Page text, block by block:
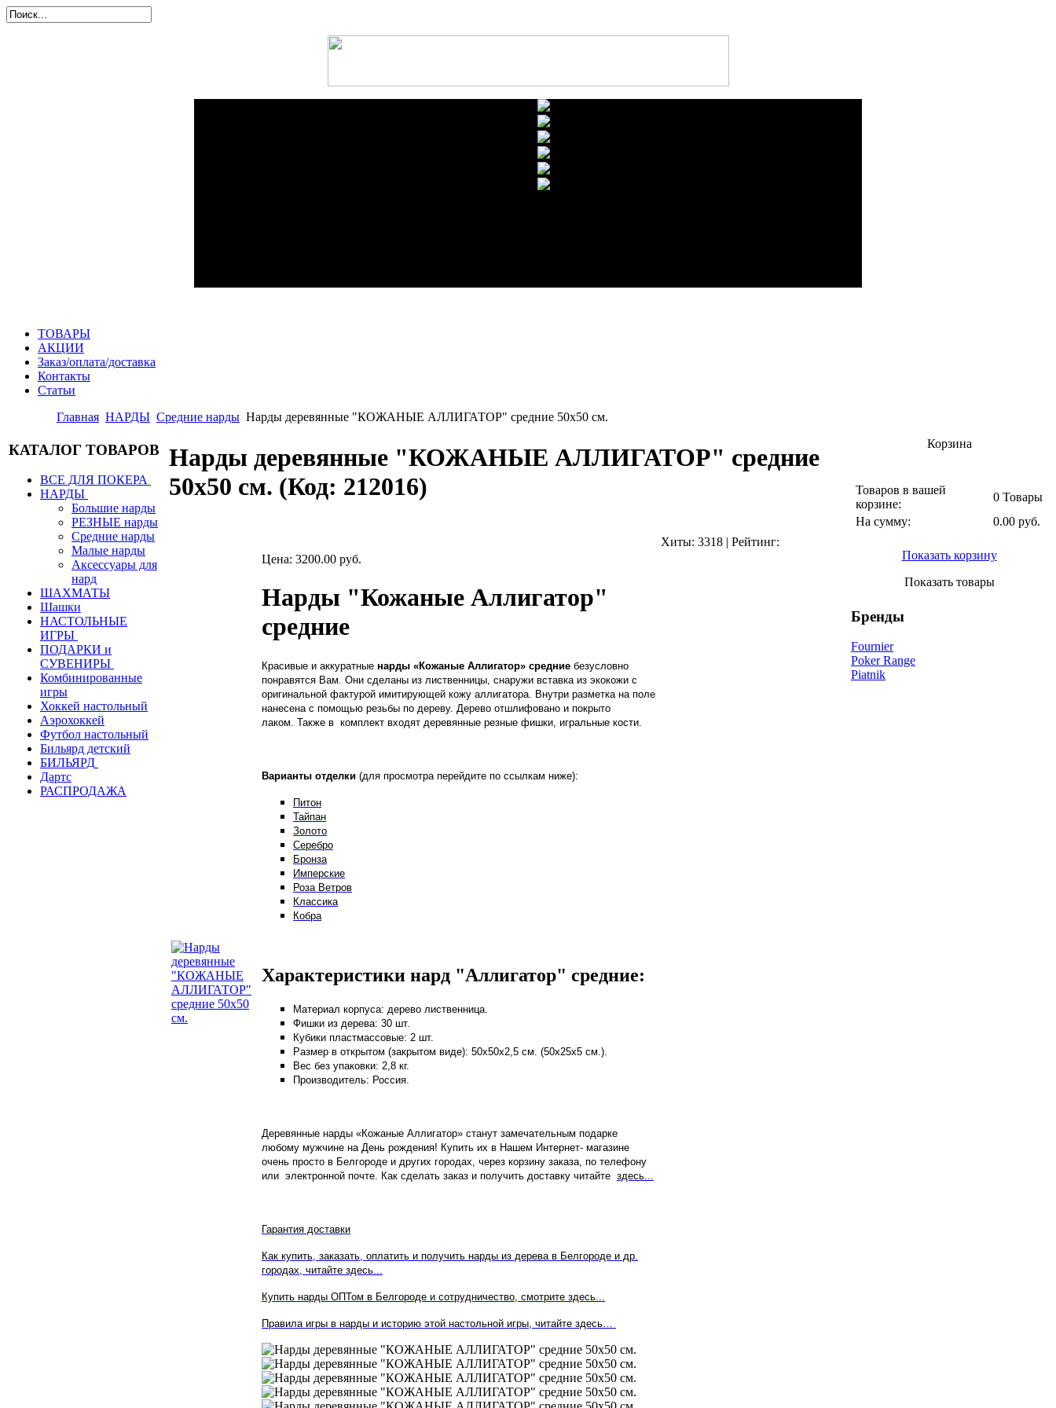
ТОВАРЫ
АКЦИИ
Заказ/оплата/доставка
Контакты
Статьи
Главная НАРДЫ Средние нарды Нарды деревянные "КОЖАНЫЕ АЛЛИГАТОР" средние 50х50 см.
КАТАЛОГ ТОВАРОВ
ВСЕ ДЛЯ ПОКЕРА
НАРДЫ
Большие нарды
РЕЗНЫЕ нарды
Средние нарды
Малые нарды
Аксессуары для
нард
ШАХМАТЫ
Шашки
НАСТОЛЬНЫЕ
ИГРЫ
ПОДАРКИ и
СУВЕНИРЫ
Комбинированные
игры
Хоккей настольный
Аэрохоккей
Футбол настольный
Бильярд детский
БИЛЬЯРД
Дартс
РАСПРОДАЖА
Нарды деревянные "КОЖАНЫЕ АЛЛИГАТОР" средние
50х50 см. (Код: 212016)
Хиты: 3318 | Рейтинг:
Цена: 3200.00 руб.
Нарды "Кожаные Аллигатор"
средние
Красивые и аккуратные нарды «Кожаные Аллигатор» средние безусловно
понравятся Вам. Они сделаны из лиственницы, снаружи вставка из экокожи с
оригинальной фактурой имитирующей кожу аллигатора. Внутри разметка на поле
нанесена с помощью резьбы по дереву. Дерево отшлифовано и покрыто
лаком. Также в комплект входят деревянные резные фишки, игральные кости.
Варианты отделки (для просмотра перейдите по ссылкам ниже):
Питон
Тайпан
Золото
Серебро
Бронза
Имперские
Роза Ветров
Классика
Кобра
Характеристики нард "Аллигатор" средние:
Материал корпуса: дерево лиственница.
Фишки из дерева: 30 шт.
Кубики пластмассовые: 2 шт.
Размер в открытом (закрытом виде): 50х50х2,5 см. (50х25х5 см.).
Вес без упаковки: 2,8 кг.
Производитель: Россия.
Деревянные нарды «Кожаные Аллигатор» станут замечательным подарке
любому мужчине на День рождения! Купить их в Нашем Интернет- магазине
очень просто в Белгороде и других городах, через корзину заказа, по телефону
или электронной почте. Как сделать заказ и получить доставку читайте здесь...
Гарантия доставки
Как купить, заказать, оплатить и получить нарды из дерева в Белгороде и др.
городах, читайте здесь...
Купить нарды ОПТом в Белгороде и сотрудничество, смотрите здесь...
Правила игры в нарды и историю этой настольной игры, читайте здесь…
Корзина
Товаров в вашей
корзине:
0 Товары
На сумму:
0.00 руб.
Показать корзину
Показать товары
Бренды
Fournier
Poker Range
Piatnik